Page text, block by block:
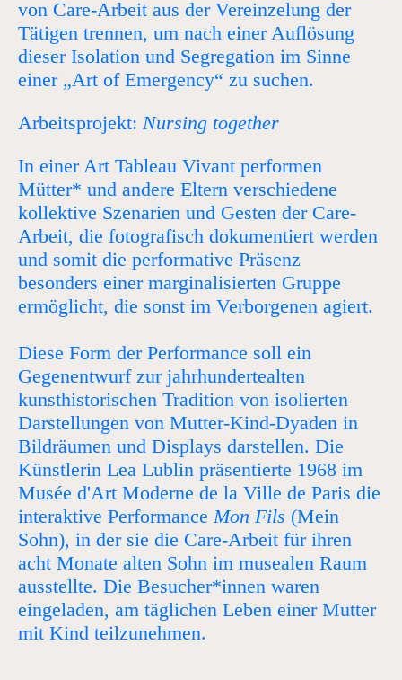
von Care-Arbeit aus der Vereinzelung der
Tätigen trennen, um nach einer Auflösung
dieser Isolation und Segregation im Sinne
einer „Art of Emergency“ zu suchen.
Arbeitsprojekt: Nursing together
In einer Art Tableau Vivant performen
Mütter* und andere Eltern verschiedene
kollektive Szenarien und Gesten der Care-
Arbeit, die fotografisch dokumentiert werden
und somit die performative Präsenz
besonders einer marginalisierten Gruppe
ermöglicht, die sonst im Verborgenen agiert.
Diese Form der Performance soll ein
Gegenentwurf zur jahrhundertealten
kunsthistorischen Tradition von isolierten
Darstellungen von Mutter-Kind-Dyaden in
Bildräumen und Displays darstellen. Die
Künstlerin Lea Lublin präsentierte 1968 im
Musée d'Art Moderne de la Ville de Paris die
interaktive PerformanceMon Fils (Mein
Sohn), in der sie die Care-Arbeit für ihren
acht Monate alten Sohn im musealen Raum
ausstellte. Die Besucher*innen waren
eingeladen, am täglichen Leben einer Mutter
mit Kind teilzunehmen.